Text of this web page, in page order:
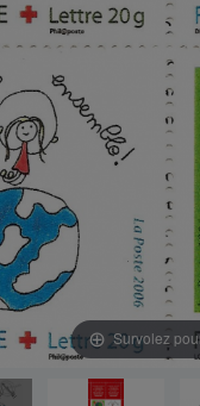
Survolez